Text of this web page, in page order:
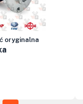
oryginalna